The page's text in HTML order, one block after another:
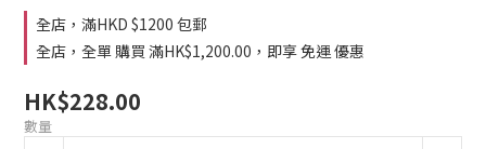
全店，滿HKD $1200 包郵
全店，全單 購買 滿HK$1,200.00，即享 免運 優惠
HK$228.00
數量